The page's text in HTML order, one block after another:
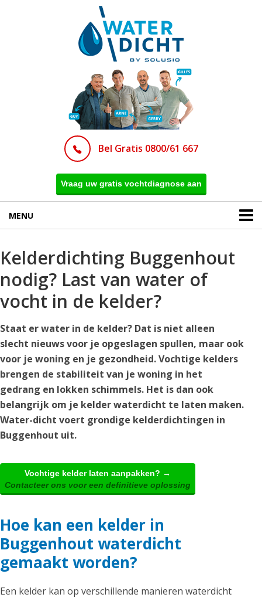
Bel Gratis 0800/61 667
Vraag uw gratis vochtdiagnose aan
MENU
Kelderdichting Buggenhout
nodig? Last van water of
vocht in de kelder?
Staat er water in de kelder? Dat is niet alleen
slecht nieuws voor je opgeslagen spullen, maar ook
voor je woning en je gezondheid. Vochtige kelders
brengen de stabiliteit van je woning in het
gedrang en lokken schimmels. Het is dan ook
belangrijk om je kelder waterdicht te laten maken.
Water-dicht voert grondige kelderdichtingen in
Buggenhout uit.
Vochtige kelder laten aanpakken? →
Contacteer ons voor een definitieve oplossing
Hoe kan een kelder in
Buggenhout waterdicht
gemaakt worden?
Een kelder kan op verschillende manieren waterdicht